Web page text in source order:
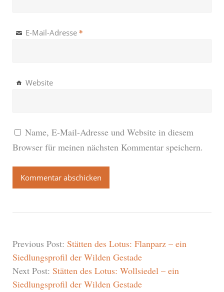
E-Mail-Adresse *
Website
Name, E-Mail-Adresse und Website in diesem
Browser für meinen nächsten Kommentar speichern.
Previous Post: Stätten des Lotus: Flanparz – ein
Siedlungsprofil der Wilden Gestade
Next Post: Stätten des Lotus: Wollsiedel – ein
Siedlungsprofil der Wilden Gestade